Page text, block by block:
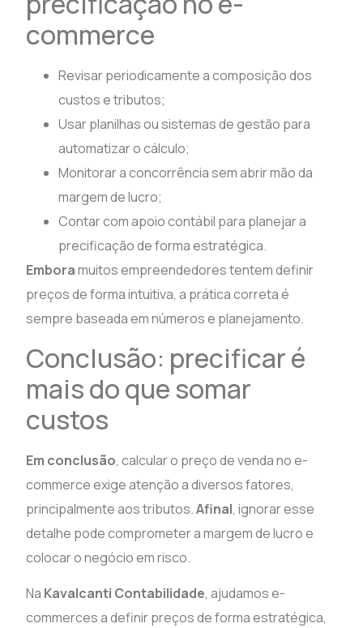
commerce
Revisar periodicamente a composição dos
custos e tributos;
Usar planilhas ou sistemas de gestão para
automatizar o cálculo;
Monitorar a concorrência sem abrir mão da
margem de lucro;
Contar com apoio contábil para planejar a
precificação de forma estratégica.
Emboramuitos empreendedores tentem definir
preços de forma intuitiva, a prática correta é
sempre baseada em números e planejamento.
Conclusão: precificar é
mais do que somar
custos
Em conclusão, calcular o preço de venda no e-
commerce exige atenção a diversos fatores,
principalmente aos tributos.Afinal, ignorar esse
detalhe pode comprometer a margem de lucro e
colocar o negócio em risco.
Na Kavalcanti Contabilidade, ajudamos e-
commerces a definir preços de forma estratégica,